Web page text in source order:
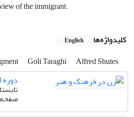
of the immigrant.
کلیدواژه‌ها English
Goli Taraghi
Alfred Shutes
دوره 18، شماره 2
تابستان